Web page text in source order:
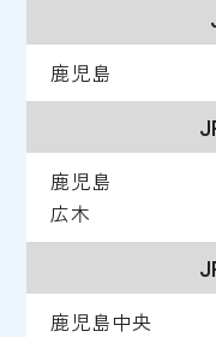
鹿児島
鹿児島
広木
鹿児島中央